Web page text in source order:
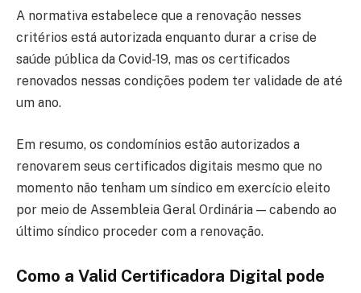
A normativa estabelece que a renovação nesses
critérios está autorizada enquanto durar a crise de
saúde pública da Covid-19, mas os certificados
renovados nessas condições podem ter validade de até
um ano.
Em resumo, os condomínios estão autorizados a
renovarem seus certificados digitais mesmo que no
momento não tenham um síndico em exercício eleito
por meio de Assembleia Geral Ordinária — cabendo ao
último síndico proceder com a renovação.
Como a Valid Certificadora Digital pode